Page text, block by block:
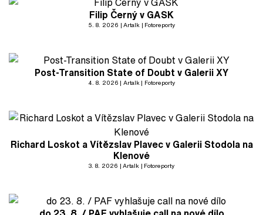
Filip Černý v GASK
5. 8. 2026 Artalk Fotoreporty
Post-Transition State of Doubt v Galerii XY
4. 8. 2026 Artalk Fotoreporty
Richard Loskot a Vítězslav Plavec v Galerii Stodola na
Klenové
3. 8. 2026 Artalk Fotoreporty